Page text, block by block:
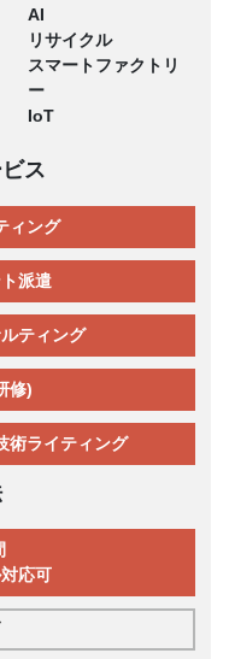
AI
リサイクル
スマートファクトリ
ー
IoT
ス
ィング
派遣
ティング
修)
術ライティング
応可